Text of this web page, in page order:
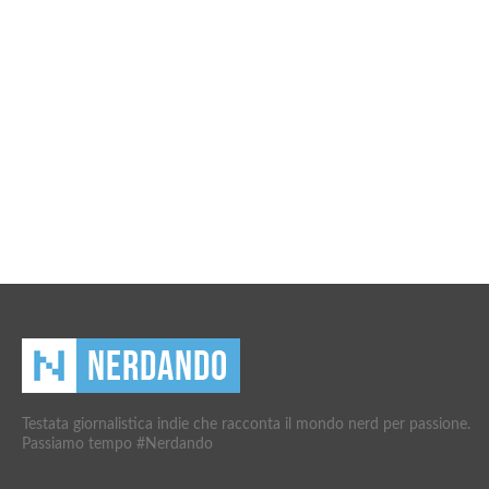
Testata giornalistica indie che racconta il mondo nerd per passione.
Passiamo tempo #Nerdando